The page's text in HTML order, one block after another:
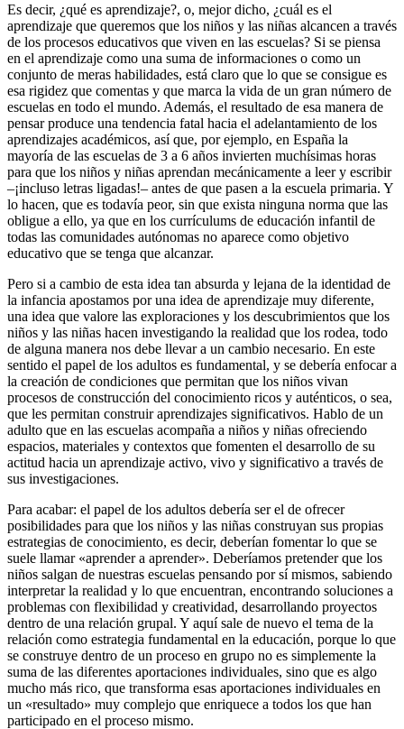
Es decir, ¿qué es aprendizaje?, o, mejor dicho, ¿cuál es el
aprendizaje que queremos que los niños y las niñas alcancen a través
de los procesos educativos que viven en las escuelas? Si se piensa
en el aprendizaje como una suma de informaciones o como un
conjunto de meras habilidades, está claro que lo que se consigue es
esa rigidez que comentas y que marca la vida de un gran número de
escuelas en todo el mundo. Además, el resultado de esa manera de
pensar produce una tendencia fatal hacia el adelantamiento de los
aprendizajes académicos, así que, por ejemplo, en España la
mayoría de las escuelas de 3 a 6 años invierten muchísimas horas
para que los niños y niñas aprendan mecánicamente a leer y escribir
–¡incluso letras ligadas!– antes de que pasen a la escuela primaria. Y
lo hacen, que es todavía peor, sin que exista ninguna norma que las
obligue a ello, ya que en los currículums de educación infantil de
todas las comunidades autónomas no aparece como objetivo
educativo que se tenga que alcanzar.
Pero si a cambio de esta idea tan absurda y lejana de la identidad de
la infancia apostamos por una idea de aprendizaje muy diferente,
una idea que valore las exploraciones y los descubrimientos que los
niños y las niñas hacen investigando la realidad que los rodea, todo
de alguna manera nos debe llevar a un cambio necesario. En este
sentido el papel de los adultos es fundamental, y se debería enfocar a
la creación de condiciones que permitan que los niños vivan
procesos de construcción del conocimiento ricos y auténticos, o sea,
que les permitan construir aprendizajes significativos. Hablo de un
adulto que en las escuelas acompaña a niños y niñas ofreciendo
espacios, materiales y contextos que fomenten el desarrollo de su
actitud hacia un aprendizaje activo, vivo y significativo a través de
sus investigaciones.
Para acabar: el papel de los adultos debería ser el de ofrecer
posibilidades para que los niños y las niñas construyan sus propias
estrategias de conocimiento, es decir, deberían fomentar lo que se
suele llamar «aprender a aprender». Deberíamos pretender que los
niños salgan de nuestras escuelas pensando por sí mismos, sabiendo
interpretar la realidad y lo que encuentran, encontrando soluciones a
problemas con flexibilidad y creatividad, desarrollando proyectos
dentro de una relación grupal. Y aquí sale de nuevo el tema de la
relación como estrategia fundamental en la educación, porque lo que
se construye dentro de un proceso en grupo no es simplemente la
suma de las diferentes aportaciones individuales, sino que es algo
mucho más rico, que transforma esas aportaciones individuales en
un «resultado» muy complejo que enriquece a todos los que han
participado en el proceso mismo.